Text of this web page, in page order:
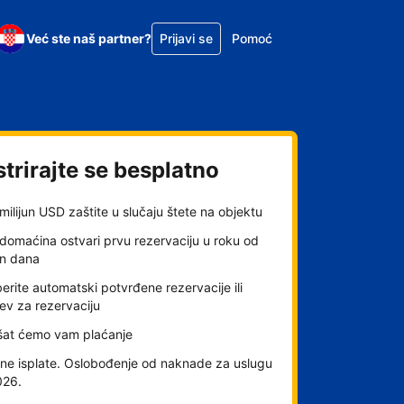
Već ste naš partner? Prijavi se Pomoć
se besplatno
USD zaštite u slučaju štete na objektu
ostvari prvu rezervaciju u roku od
dana
automatski potvrđene rezervacije ili
za rezervaciju
ćemo vam plaćanje
isplate. Oslobođenje od naknade za uslugu